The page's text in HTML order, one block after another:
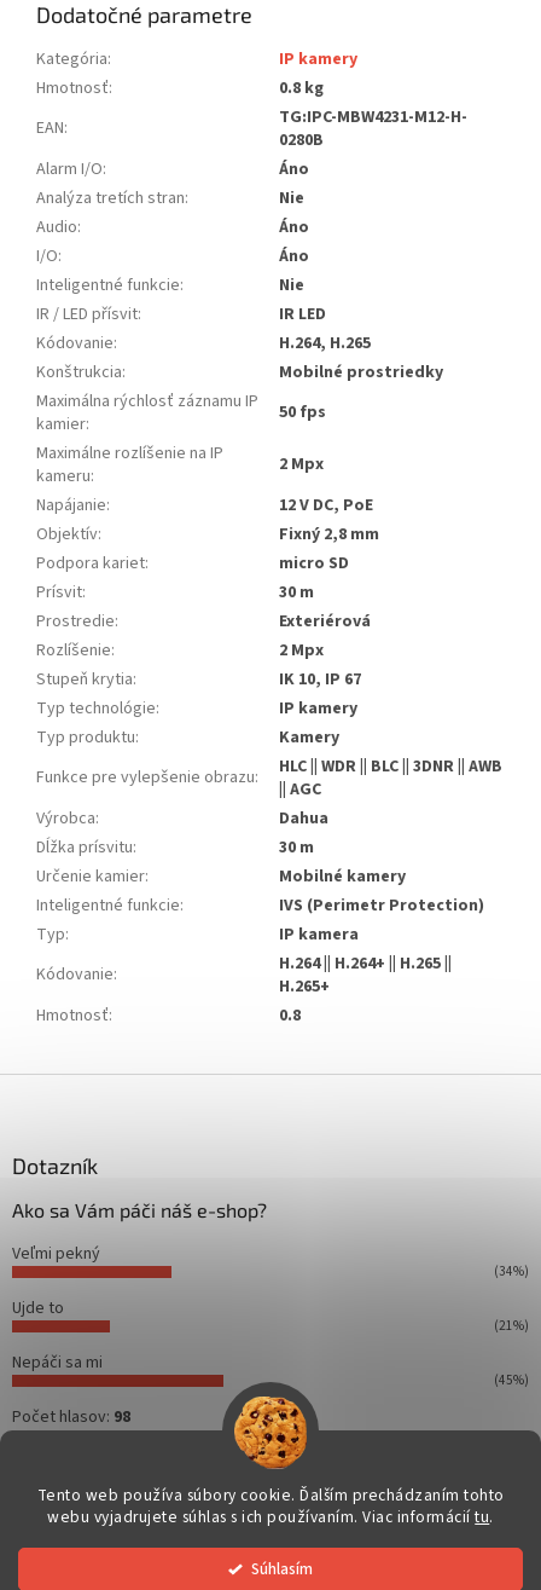
Tento web používa súbory cookie. Ďalším prechádzaním tohto
webu vyjadrujete súhlas s ich používaním. Viac informáciítu.
Súhlasím
Dodatočné parametre
Kategória:
IP kamery
Hmotnosť:
0.8 kg
EAN:
TG:IPC-MBW4231-M12-H-
0280B
Alarm I/O:
Áno
Analýza tretích stran:
Nie
Audio:
Áno
I/O:
Áno
Inteligentné funkcie:
Nie
IR / LED přísvit:
IR LED
Kódovanie:
H.264, H.265
Konštrukcia:
Mobilné prostriedky
Maximálna rýchlosť záznamu IP
kamier:
50 fps
Maximálne rozlíšenie na IP
kameru:
2 Mpx
Napájanie:
12 V DC, PoE
Objektív:
Fixný 2,8 mm
Podpora kariet:
micro SD
Prísvit:
30 m
Prostredie:
Exteriérová
Rozlíšenie:
2 Mpx
Stupeň krytia:
IK 10, IP 67
Typ technológie:
IP kamery
Typ produktu:
Kamery
Funkce pre vylepšenie obrazu:
HLC || WDR || BLC || 3DNR || AWB
|| AGC
Výrobca:
Dahua
Dĺžka prísvitu:
30 m
Určenie kamier:
Mobilné kamery
Inteligentné funkcie:
IVS (Perimetr Protection)
Typ:
IP kamera
Kódovanie:
H.264 || H.264+ || H.265 ||
H.265+
Hmotnosť: 0.8
Dotazník
Ako sa Vám páči náš e-shop?
Veľmi pekný
(34%)
Ujde to
(21%)
Nepáči sa mi
(45%)
Počet hlasov: 98
Vytvoril Shoptet